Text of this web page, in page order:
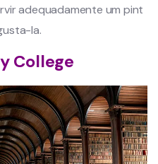
adequadamente um pint
la.
College